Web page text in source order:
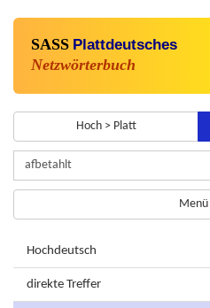
SASS Plattdeutsches
Netzwörterbuch
Hoch > Platt
Menü
Hochdeutsch
direkte Treffer